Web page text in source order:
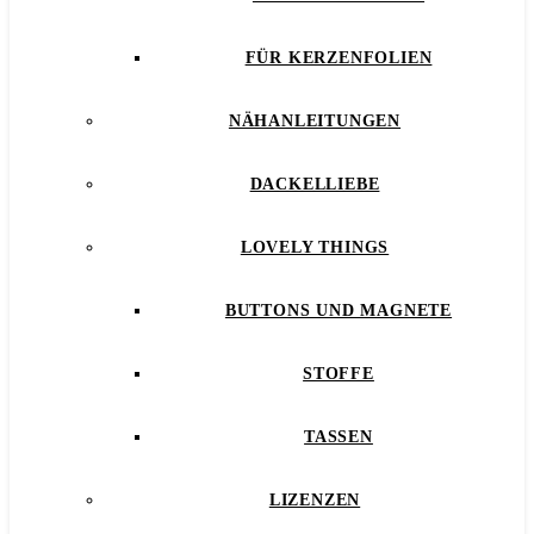
FÜR KERZENFOLIEN
NÄHANLEITUNGEN
DACKELLIEBE
LOVELY THINGS
BUTTONS UND MAGNETE
STOFFE
TASSEN
LIZENZEN